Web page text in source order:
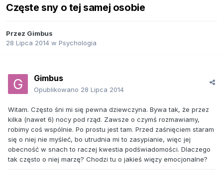
Częste sny o tej samej osobie
Przez Gimbus
28 Lipca 2014 w Psychologia
Gimbus
Opublikowano 28 Lipca 2014
Witam. Często śni mi się pewna dziewczyna. Bywa tak, że przez
kilka (nawet 6) nocy pod rząd. Zawsze o czymś rozmawiamy,
robimy coś wspólnie. Po prostu jest tam. Przed zaśnięciem staram
się o niej nie myśleć, bo utrudnia mi to zasypianie, więc jej
obecność w snach to raczej kwestia podświadomości. Dlaczego
tak często o niej marzę? Chodzi tu o jakieś więzy emocjonalne?